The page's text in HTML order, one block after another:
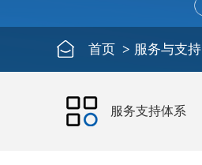
首页 > 服务与支持
服务支持体系